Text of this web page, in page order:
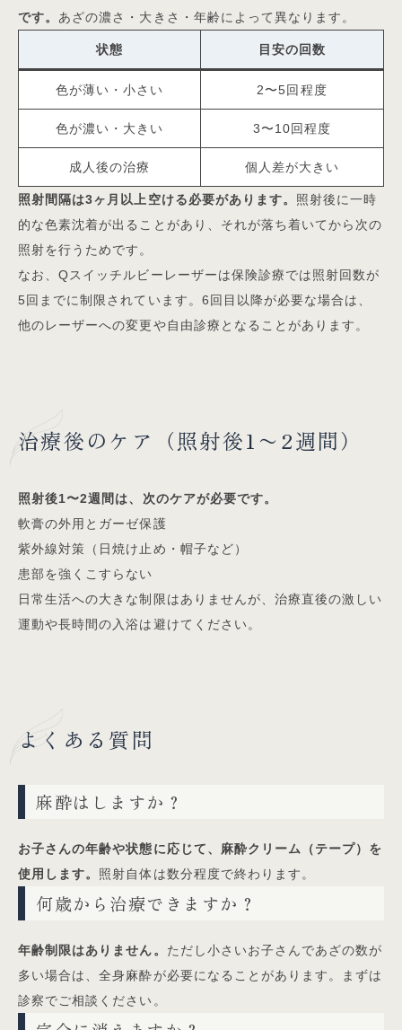
です。 あざの濃さ・大きさ・年齢によって異なります。
状態 目安の回数
色が薄い・小さい 2〜5回程度
色が濃い・大きい 3〜10回程度
成人後の治療 個人差が大きい
照射間隔は3ヶ月以上空ける必要があります。 照射後に一時
的な色素沈着が出ることがあり、それが落ち着いてから次の
照射を行うためです。
なお、Qスイッチルビーレーザーは保険診療では照射回数が
5回までに制限されています。6回目以降が必要な場合は、
他のレーザーへの変更や自由診療となることがあります。
治療後のケア（照射後1〜2週間）
照射後1〜2週間は、次のケアが必要です。
軟膏の外用とガーゼ保護
紫外線対策（日焼け止め・帽子など）
患部を強くこすらない
日常生活への大きな制限はありませんが、治療直後の激しい
運動や長時間の入浴は避けてください。
よくある質問
麻酔はしますか？
お子さんの年齢や状態に応じて、麻酔クリーム（テープ）を
使用します。 照射自体は数分程度で終わります。
何歳から治療できますか？
年齢制限はありません。 ただし小さいお子さんであざの数が
多い場合は、全身麻酔が必要になることがあります。まずは
診察でご相談ください。